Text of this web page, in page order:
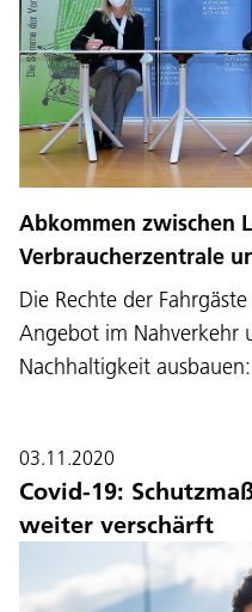
Abkommen zwischen
Verbraucherzentrale
Die Rechte der
Angebot im Nahverkehr
Nachhaltigkeit
03.11.2020
Covid-19:
weiter verschärft